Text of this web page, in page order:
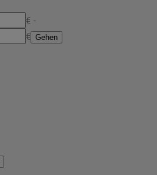
€ -
€ Gehen